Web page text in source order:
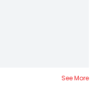
See More